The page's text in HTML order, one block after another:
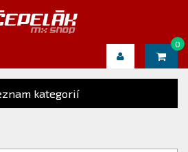
0
kategorií